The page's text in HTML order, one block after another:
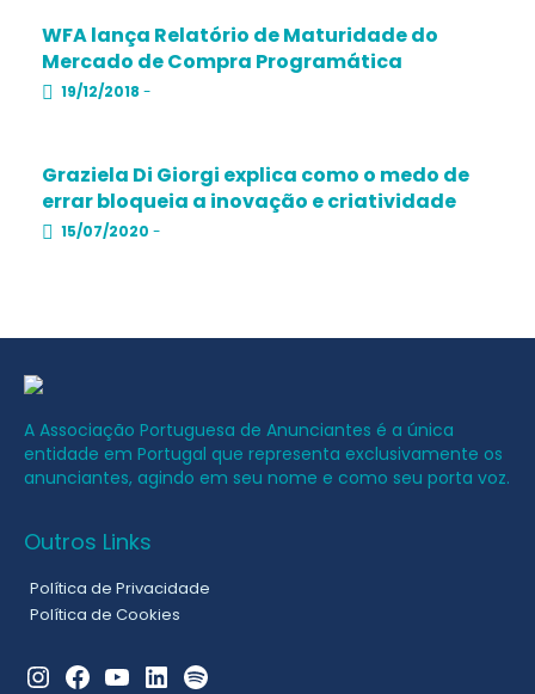
WFA lança Relatório de Maturidade do
Mercado de Compra Programática
19/12/2018 -
Graziela Di Giorgi explica como o medo de
errar bloqueia a inovação e criatividade
15/07/2020 -
A Associação Portuguesa de Anunciantes é a única
entidade em Portugal que representa exclusivamente os
anunciantes, agindo em seu nome e como seu porta voz.
Outros Links
Política de Privacidade
Política de Cookies
Instagram
FacebookYouTubeLinkedInSpotify